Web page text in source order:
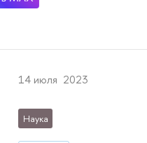
14 июля 2023
Наука